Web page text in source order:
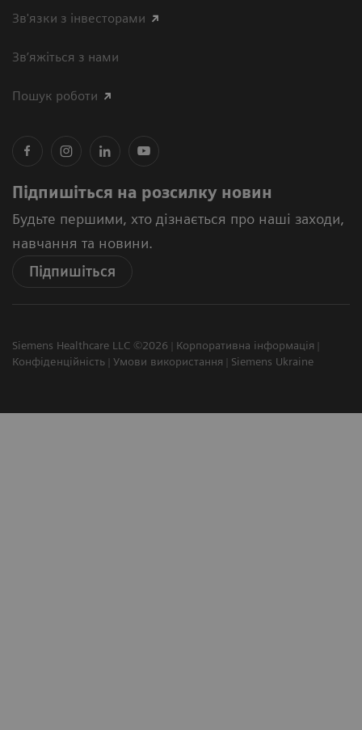
Зв'язки з інвесторами
Зв’яжіться з нами
Пошук роботи
Підпишіться на розсилку новин
Будьте першими, хто дізнається про наші заходи,
навчання та новини.
Підпишіться
Siemens Healthcare LLC ©2026
Корпоративна інформація
Конфіденційність
Умови використання Siemens Ukraine